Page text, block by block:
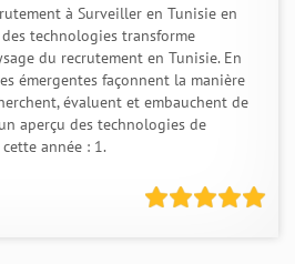
à Surveiller en Tunisie en
technologies transforme
du recrutement en Tunisie. En
émergentes façonnent la manière
évaluent et embauchent de
aperçu des technologies de
année : 1.